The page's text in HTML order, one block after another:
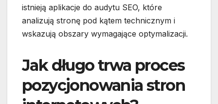
istnieją aplikacje do audytu SEO, które
analizują stronę pod kątem technicznym i
wskazują obszary wymagające optymalizacji.
Jak długo trwa proces
pozycjonowania stron